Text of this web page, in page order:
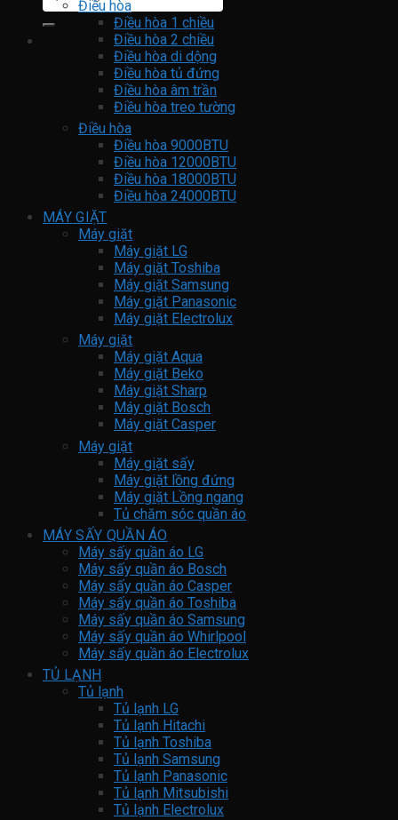
Điều hòa
Điều hòa 1 chiều
Điều hòa 2 chiều
Điều hòa di dộng
Điều hòa tủ đứng
Điều hòa âm trần
Điều hòa treo tường
Điều hòa
Điều hòa 9000BTU
Điều hòa 12000BTU
Điều hòa 18000BTU
Điều hòa 24000BTU
MÁY GIẶT
Máy giặt
Máy giặt LG
Máy giặt Toshiba
Máy giặt Samsung
Máy giặt Panasonic
Máy giặt Electrolux
Máy giặt
Máy giặt Aqua
Máy giặt Beko
Máy giặt Sharp
Máy giặt Bosch
Máy giặt Casper
Máy giặt
Máy giặt sấy
Máy giặt lồng đứng
Máy giặt Lồng ngang
Tủ chăm sóc quần áo
MÁY SẤY QUẦN ÁO
Máy sấy quần áo LG
Máy sấy quần áo Bosch
Máy sấy quần áo Casper
Máy sấy quần áo Toshiba
Máy sấy quần áo Samsung
Máy sấy quần áo Whirlpool
Máy sấy quần áo Electrolux
TỦ LẠNH
Tủ lạnh
Tủ lạnh LG
Tủ lạnh Hitachi
Tủ lạnh Toshiba
Tủ lạnh Samsung
Tủ lạnh Panasonic
Tủ lạnh Mitsubishi
Tủ lạnh Electrolux